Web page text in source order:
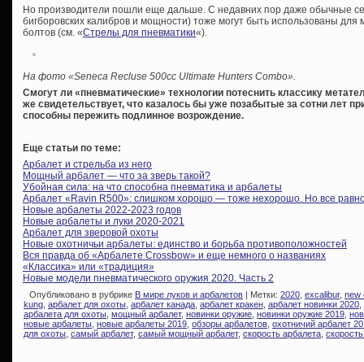
Но производители пошли еще дальше. С недавних пор даже обычные
бигборовских калибров и мощности) тоже могут быть использованы
болтов (см. «Стрелы для пневматики«).
На фото «Seneca Recluse 500cc Ultimate Hunters Combo».
Смогут ли «пневматические» технологии потеснить классику
же свидетельствует, что казалось бы уже позабытые за сотни лет
способны пережить подлинное возрождение.
Еще статьи по теме:
Арбалет и стрельба из него
Мощный арбалет — что за зверь такой?
Убойная сила: на что способна пневматика и арбалеты
Арбалет «Ravin R500»: слишком хорошо — тоже нехорошо. Но все
Новые арбалеты 2022-2023 годов
Новые арбалеты и луки 2020-2021
Арбалет для зверовой охоты
Новые охотничьи арбалеты: единство и борьба противоположностей
Вся правда об «Арбалете Crossbow» и еще немного о названиях
«Классика» или «традиция»
Новые модели пневматического оружия 2020. Часть 2
Опубликовано в рубрике В мире луков и арбалетов | Метки: 2020 excalibur, new
kung арбалет для охоты арбалет канада арбалет кракен арбалет новинки 2020
арбалета для охоты мощный арбалет, новинки оружие новинки оружие 2019
новые арбалеты новые арбалеты 2019 обзоры арбалетов охотничий арбалет
для охоты самый арбалет, самый мощный арбалет, скорость арбалета